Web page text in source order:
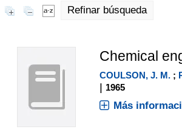
Refinar búsqueda
Chemical
COULSON, J. M.;
| 1965
Más